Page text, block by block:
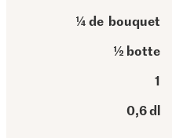
¼ de bouquet
½ botte
1
0,6 dl